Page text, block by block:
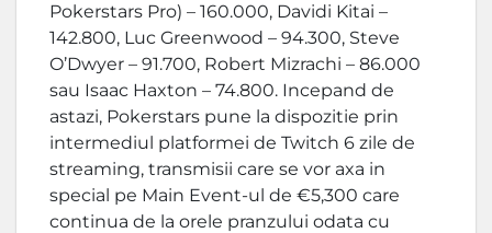
Pokerstars Pro) – 160.000, Davidi Kitai –
142.800, Luc Greenwood – 94.300, Steve
O’Dwyer – 91.700, Robert Mizrachi – 86.000
sau Isaac Haxton – 74.800. Incepand de
astazi, Pokerstars pune la dispozitie prin
intermediul platformei de Twitch 6 zile de
streaming, transmisii care se vor axa in
special pe Main Event-ul de €5,300 care
continua de la orele pranzului odata cu